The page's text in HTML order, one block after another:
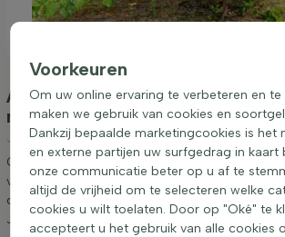
Aanplanten & verzorging Cercis
meerstammig 200-250
Judasboom)
Graag geven wij een aantal tips betreffende
verzorgen van Cercis canadensis
deze tips op te volgen weet u zeker dat u lang
Judasboom kunt genieten.
Voorkeuren
Om uw online ervaring te verbeteren en te
maken we gebruik van cookies en
Dankzij bepaalde marketingcookies is het
en externe partijen uw surfgedrag in kaart
onze communicatie beter op u af te
altijd de vrijheid om te selecteren welke
cookies u wilt toelaten. Door op "Oké" te
accepteert u het gebruik van alle cookies